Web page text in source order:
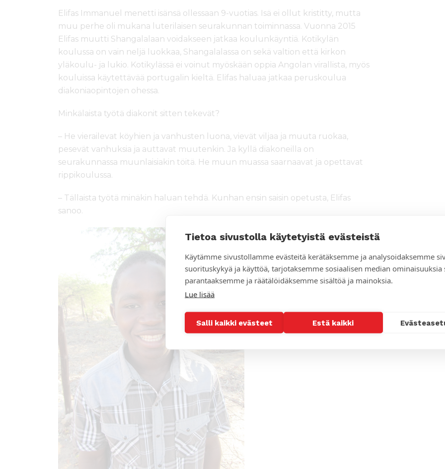
Tietoa sivustolla käytetyistä evästeistä
Käytämme sivustollamme evästeitä kerätäksemme ja analysoidaksemme
suorituskykyä ja käyttöä, tarjotaksemme sosiaalisen median ominaisuuksia
parantaaksemme ja räätälöidäksemme sisältöä ja mainoksia.
Lue lisää
Salli kaikki evästeet Estä kaikki
Elifas Immanuel menetti isänsä ollessaan 9-vuotias. Isä ei ollut kristitty, mutta
muu perhe oli mukana luterilaisen seurakunnan toiminnassa. Vuonna 2015
Elifas muutti Shangalalaan voidakseen jatkaa koulunkäyntiä. Kotikylän
koulussa on vain neljä luokkaa, Shangalalassa on sekä valtion että kirkon
yläkoulu- ja lukio. Kotikylässä ei voinut myöskään oppia Angolan virallista, myös
kouluissa käytettävää portugalin kieltä. Elifas haluaa jatkaa peruskoulua
diakoniaopintojen ohessa.
Minkälaista työtä diakonit sitten tekevät?
– He vierailevat köyhien ja vanhusten luona, vievät viljaa ja muuta ruokaa,
pesevät vanhuksia ja auttavat muutenkin. Ja kyllä diakoneilla on
seurakunnassa muunlaisiakin töitä. He muun muassa saarnaavat ja opettavat
rippikoulussa.
– Tällaista työtä minäkin haluan tehdä. Kunhan ensin saisin opetusta, Elifas
sanoo.